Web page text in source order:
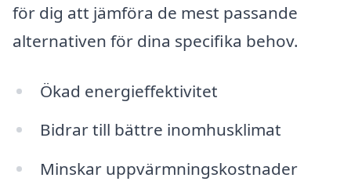
för dig att jämföra de mest passande
alternativen för dina specifika behov.
Ökad energieffektivitet
Bidrar till bättre inomhusklimat
Minskar uppvärmningskostnader